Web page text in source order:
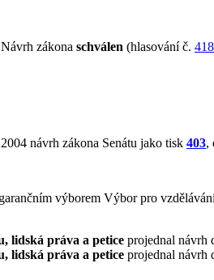
Návrh zákona schválen (hlasování č. 418
návrh zákona Senátu jako tisk 403,
garančním výborem Výbor pro
lidská práva a petice projednal návrh
lidská práva a petice projednal návrh